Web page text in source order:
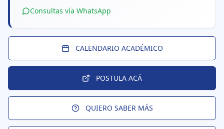
Consultas vía WhatsApp
CALENDARIO ACADÉMICO
POSTULA ACÁ
QUIERO SABER MÁS